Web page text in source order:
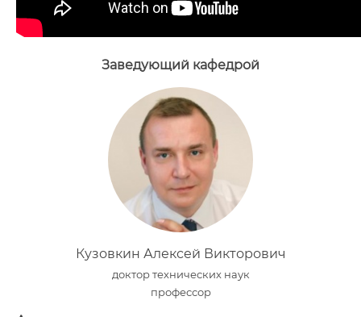
Заведующий кафедрой
Кузовкин Алексей Викторович
доктор технических наук
профессор